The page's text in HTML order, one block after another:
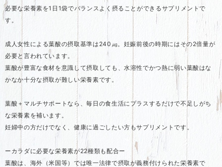
必要な栄養素を1日1袋でバランスよく摂ることができるサプリメントで
す。
成人女性による葉酸の摂取基準は240㎍。妊娠前後の時期にはその2倍量が
必要と言われています。
葉酸が豊富な食材を意識して摂取しても、水溶性でかつ熱に弱い葉酸はな
かなか十分な摂取が難しい栄養素です。
葉酸＋マルチサポートなら、毎日の食生活にプラスするだけで不足しがち
な栄養素を補います。
妊婦中の方だけでなく、健康に過ごしたい方もサプリメントです。
ーカラダに必要な栄養素が22種類も配合ー
葉酸は、海外（米国等）では唯一法律で摂取が義務付けられた栄養素で